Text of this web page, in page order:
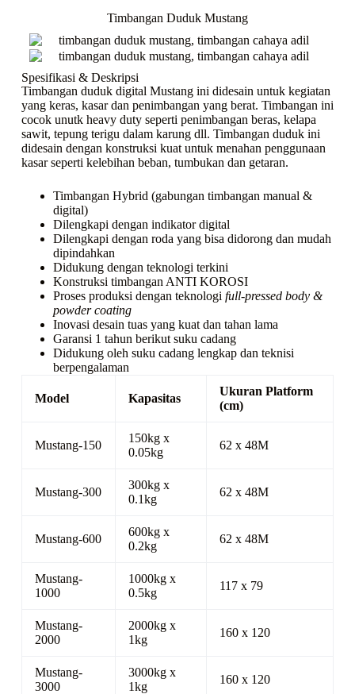
Timbangan Duduk Mustang
Spesifikasi & Deskripsi
Timbangan duduk digital Mustang ini didesain untuk kegiatan
yang keras, kasar dan penimbangan yang berat. Timbangan ini
cocok unutk heavy duty seperti penimbangan beras, kelapa
sawit, tepung terigu dalam karung dll. Timbangan duduk ini
didesain dengan konstruksi kuat untuk menahan penggunaan
kasar seperti kelebihan beban, tumbukan dan getaran.
Timbangan Hybrid (gabungan timbangan manual &
digital)
Dilengkapi dengan indikator digital
Dilengkapi dengan roda yang bisa didorong dan mudah
dipindahkan
Didukung dengan teknologi terkini
Konstruksi timbangan ANTI KOROSI
Proses produksi dengan teknologi full-pressed body &
powder coating
Inovasi desain tuas yang kuat dan tahan lama
Garansi 1 tahun berikut suku cadang
Didukung oleh suku cadang lengkap dan teknisi
berpengalaman
Model Kapasitas
Ukuran Platform
(cm)
Mustang-150
150kg x
0.05kg
62 x 48M
Mustang-300
300kg x
0.1kg
62 x 48M
Mustang-600
600kg x
0.2kg
62 x 48M
Mustang-
1000
1000kg x
0.5kg
117 x 79
Mustang-
2000
2000kg x
1kg
160 x 120
Mustang-
3000
3000kg x
1kg
160 x 120